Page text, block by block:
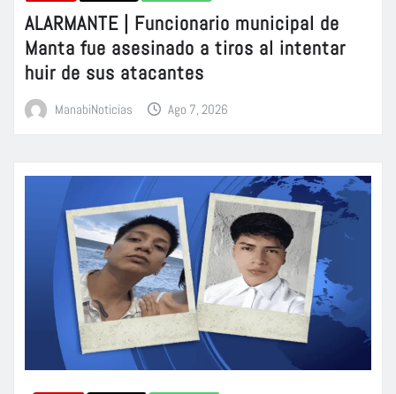
ALARMANTE | Funcionario municipal de
Manta fue asesinado a tiros al intentar
huir de sus atacantes
ManabiNoticias Ago 7, 2026